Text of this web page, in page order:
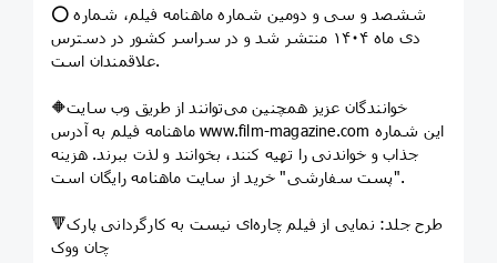
⭕️ ششصد و سی و دومین شماره ماهنامه فیلم، شماره
دی ماه ۱۴۰۴ منتشر شد و در سراسر کشور در دسترس
علاقمندان است.
🔶خوانندگان عزیز همچنین می‌توانند از طریق وب سایت
ماهنامه فیلم به آدرس www.film-magazine.com این شماره
جذاب و خواندنی را تهیه کنند، بخوانند و لذت ببرند. هزینه
"پست سفارشی" خرید از سایت ماهنامه رایگان است.
🔻طرح جلد: نمایی از فیلم چاره‌ای نیست به کارگردانی پارک
چان ووک